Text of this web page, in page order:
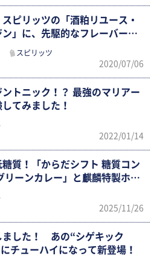
ピリッツの「酒粕リユース・
ン」に、先駆的なフレーバーの
スピリッツ
2020/07/06
ントニック！？ 最強のマリアー
てみました！
2022/01/14
質！「からだシフト 糖質コン
リーンカレー」と麒麟特製ホ…
2025/11/26
ました！ あの“シゲキック
チューハイになって新登場！